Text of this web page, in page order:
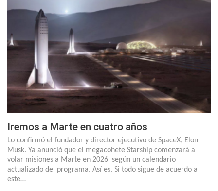
Iremos a Marte en cuatro años
Lo confirmó el fundador y director ejecutivo de SpaceX, Elon
Musk. Ya anunció que el megacohete Starship comenzará a
volar misiones a Marte en 2026, según un calendario
actualizado del programa. Así es. Si todo sigue de acuerdo a
este…